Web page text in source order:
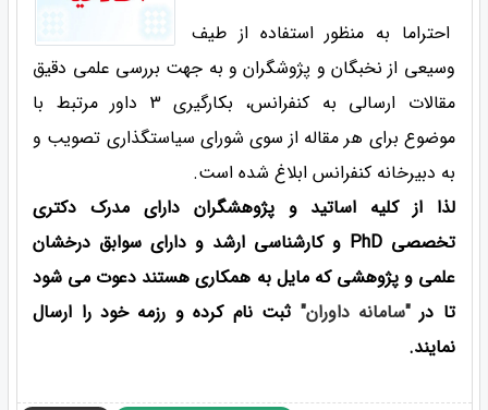
احتراما به منظور استفاده از طیف
وسیعی از نخبگان و پژوشگران و به جهت بررسی علمی دقیق
مقالات ارسالی به کنفرانس، بکارگیری 3 داور مرتبط با
موضوع برای هر مقاله از سوی شورای سیاستگذاری تصویب و
به دبیرخانه کنفرانس ابلاغ شده است.
لذا از کلیه اساتید و پژوهشگران دارای مدرک دکتری
تخصصی PhD و کارشناسی ارشد و دارای سوابق درخشان
علمی و پژوهشی که مایل به همکاری هستند دعوت می شود
تا در"سامانه داوران" ثبت نام کرده و رزمه خود را ارسال
نمایند.